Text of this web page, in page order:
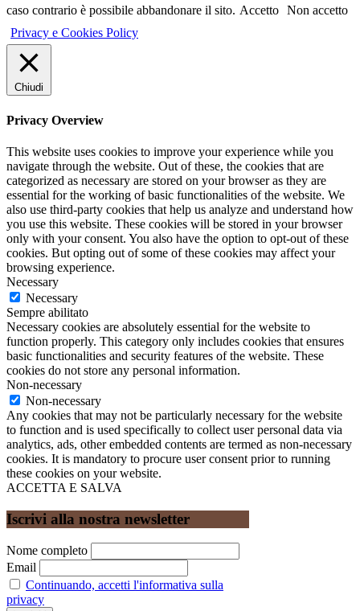
caso contrario è possibile abbandonare il sito. Accetto Non accetto
Privacy e Cookies Policy
Chiudi
Privacy Overview
This website uses cookies to improve your experience while you
navigate through the website. Out of these, the cookies that are
categorized as necessary are stored on your browser as they are
essential for the working of basic functionalities of the website. We
also use third-party cookies that help us analyze and understand how
you use this website. These cookies will be stored in your browser
only with your consent. You also have the option to opt-out of these
cookies. But opting out of some of these cookies may affect your
browsing experience.
Necessary
Necessary
Sempre abilitato
Necessary cookies are absolutely essential for the website to
function properly. This category only includes cookies that ensures
basic functionalities and security features of the website. These
cookies do not store any personal information.
Non-necessary
Non-necessary
Any cookies that may not be particularly necessary for the website
to function and is used specifically to collect user personal data via
analytics, ads, other embedded contents are termed as non-necessary
cookies. It is mandatory to procure user consent prior to running
these cookies on your website.
ACCETTA E SALVA
Iscrivi alla nostra newsletter
Nome completo
Email
Continuando, accetti l'informativa sulla
privacy